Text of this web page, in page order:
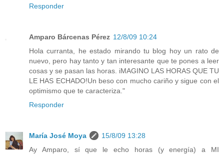
Responder
Amparo Bárcenas Pérez 12/8/09 10:24
Hola curranta, he estado mirando tu blog hoy un rato de
nuevo, pero hay tanto y tan interesante que te pones a leer
cosas y se pasan las horas. iMAGINO LAS HORAS QUE TU
LE HAS ECHADO!Un beso con mucho cariño y sigue con el
optimismo que te caracteriza."
Responder
María José Moya
15/8/09 13:28
Ay Amparo, sí que le echo horas (y energía) a MI